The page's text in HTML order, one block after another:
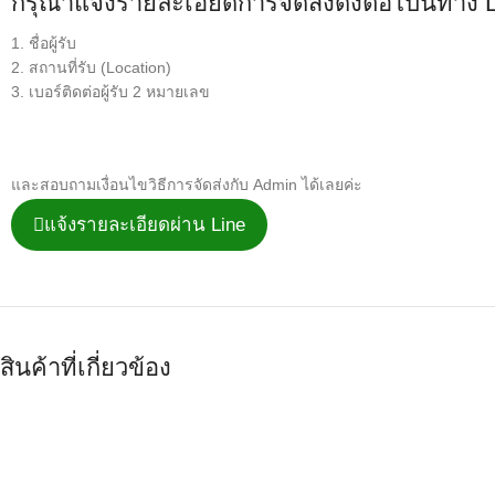
1. ชื่อผู้รับ
2. สถานที่รับ (Location)
3. เบอร์ติดต่อผู้รับ 2 หมายเลข
และสอบถามเงื่อนไขวิธีการจัดส่งกับ Admin ได้เลยค่ะ
แจ้งรายละเอียดผ่าน Line
สินค้าที่เกี่ยวข้อง